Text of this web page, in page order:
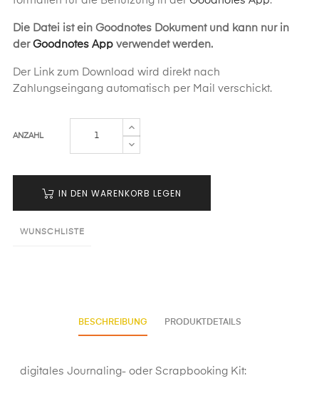
Die Datei ist ein Goodnotes Dokument und kann nur in
der Goodnotes App verwendet werden.
Der Link zum Download wird direkt nach
Zahlungseingang automatisch per Mail verschickt.
ANZAHL
IN DEN WARENKORB LEGEN
WUNSCHLISTE
BESCHREIBUNG PRODUKTDETAILS
digitales Journaling- oder Scrapbooking Kit: